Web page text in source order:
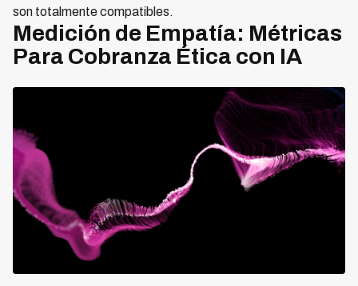
son totalmente compatibles.
Medición de Empatía: Métricas
Para Cobranza Ética con IA